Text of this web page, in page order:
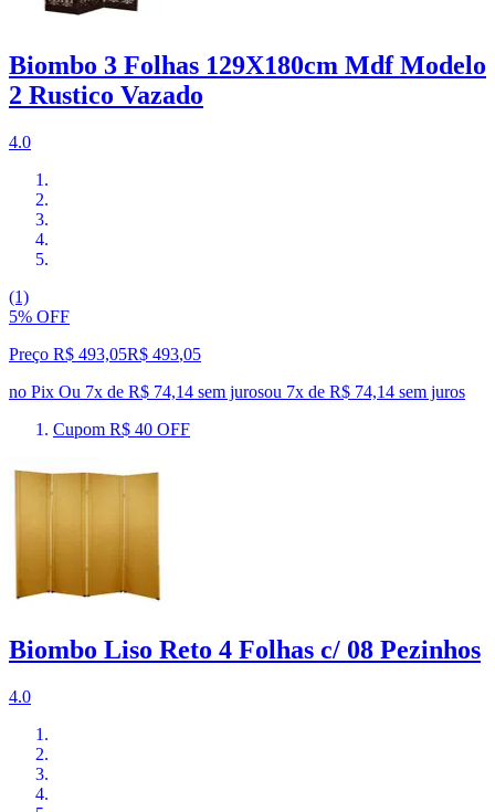
Biombo 3 Folhas 129X180cm Mdf Modelo
2 Rustico Vazado
4.0
(1)
5% OFF
Preço R$ 493,05R$ 493,05
no Pix Ou 7x de R$ 74,14 sem jurosou 7x de R$ 74,14 sem juros
Cupom R$ 40 OFF
Biombo Liso Reto 4 Folhas c/ 08 Pezinhos
4.0